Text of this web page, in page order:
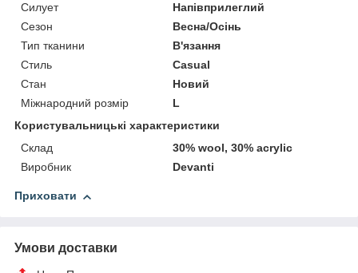
Силует
Напівприлеглий
Сезон
Весна/Осінь
Тип тканини
В'язання
Стиль
Casual
Стан
Новий
Міжнародний розмір
L
Користувальницькі характеристики
Склад
30% wool, 30% acrylic
Виробник
Devanti
Приховати
Умови доставки